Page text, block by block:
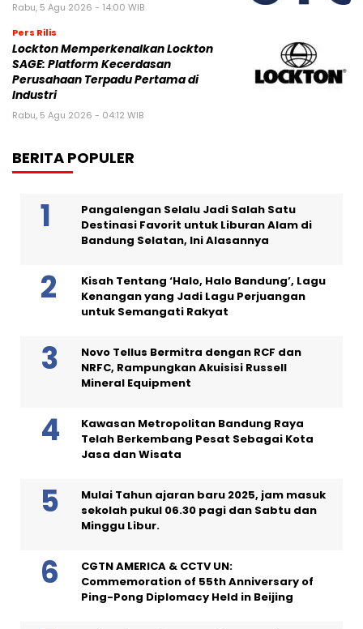
Rabu, 5 Agu 2026 - 14:00 WIB
Pers Rilis
Lockton Memperkenalkan Lockton
SAGE: Platform Kecerdasan
Perusahaan Terpadu Pertama di
Industri
Rabu, 5 Agu 2026 - 04:12 WIB
BERITA POPULER
Pangalengan Selalu Jadi Salah Satu
Destinasi Favorit untuk Liburan Alam di
Bandung Selatan, Ini Alasannya
Kisah Tentang ‘Halo, Halo Bandung’, Lagu
Kenangan yang Jadi Lagu Perjuangan
untuk Semangati Rakyat
Novo Tellus Bermitra dengan RCF dan
NRFC, Rampungkan Akuisisi Russell
Mineral Equipment
Kawasan Metropolitan Bandung Raya
Telah Berkembang Pesat Sebagai Kota
Jasa dan Wisata
Mulai Tahun ajaran baru 2025, jam masuk
sekolah pukul 06.30 pagi dan Sabtu dan
Minggu Libur.
CGTN AMERICA & CCTV UN:
Commemoration of 55th Anniversary of
Ping-Pong Diplomacy Held in Beijing